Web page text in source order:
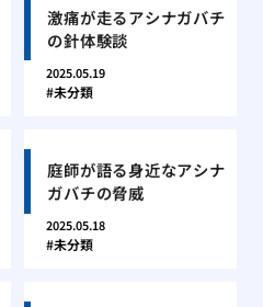
激痛が走るアシナガバチ
の針体験談
2025.05.19
未分類
庭師が語る身近なアシナ
ガバチの脅威
2025.05.18
未分類